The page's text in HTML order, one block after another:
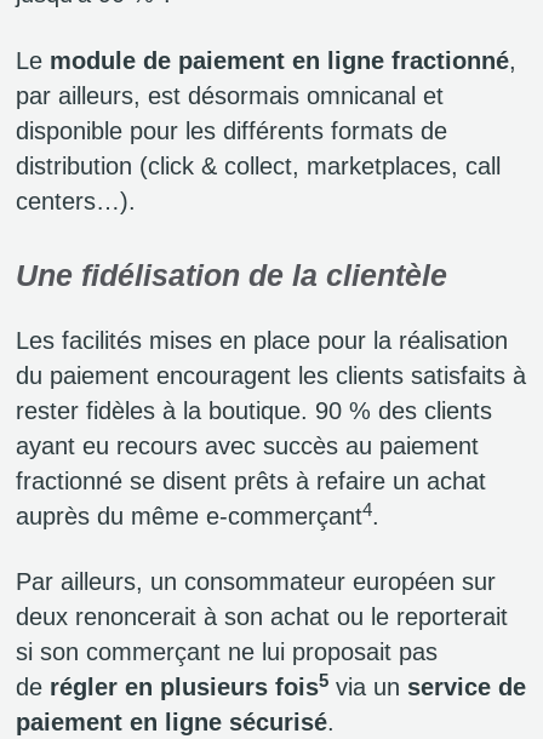
Le module de paiement en ligne fractionné,
par ailleurs, est désormais omnicanal et
disponible pour les différents formats de
distribution (click & collect, marketplaces, call
centers…).
Une fidélisation de la clientèle
Les facilités mises en place pour la réalisation
du paiement encouragent les clients satisfaits à
rester fidèles à la boutique. 90 % des clients
ayant eu recours avec succès au paiement
fractionné se disent prêts à refaire un achat
auprès du même e-commerçant4.
Par ailleurs, un consommateur européen sur
deux renoncerait à son achat ou le reporterait
si son commerçant ne lui proposait pas
de régler en plusieurs fois5 via un service de
paiement en ligne sécurisé.